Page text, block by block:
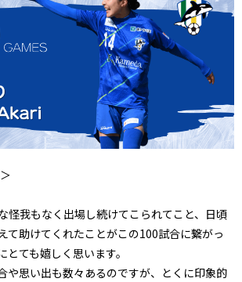
怪我もなく出場し続けてこられてこと、日頃
て助けてくれたことがこの100試合に繋がっ
ても嬉しく思います。
や思い出も数々あるのですが、とくに印象的